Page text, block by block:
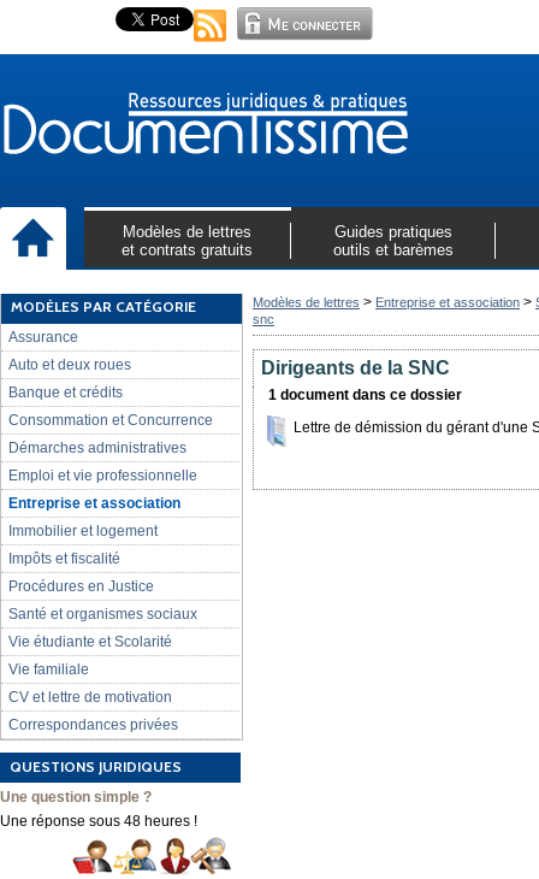
Modèles de lettres
et contrats gratuits
Guides pratiques
outils et barèmes
MODÈLES PAR CATÉGORIE
Assurance
Auto et deux roues
Banque et crédits
Consommation et Concurrence
Démarches administratives
Emploi et vie professionnelle
Entreprise et association
Immobilier et logement
Impôts et fiscalité
Procédures en Justice
Santé et organismes sociaux
Vie étudiante et Scolarité
Vie familiale
CV et lettre de motivation
Correspondances privées
QUESTIONS JURIDIQUES
Une question simple ?
Une réponse sous 48 heures !
Modèles de lettres > Entreprise et association >
snc
Dirigeants de la SNC
1 document dans ce dossier
Lettre de démission du gérant d'une